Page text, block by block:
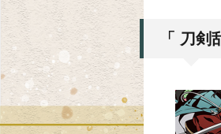
「 刀